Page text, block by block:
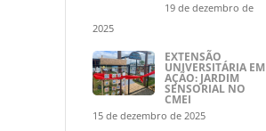
19 de dezembro de
2025
EXTENSÃO
UNIVERSITÁRIA EM
AÇÃO: JARDIM
SENSORIAL NO
CMEI
15 de dezembro de 2025